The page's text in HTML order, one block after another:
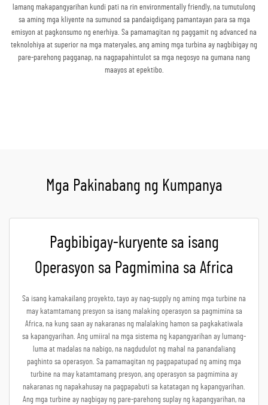
lamang makapangyarihan kundi pati na rin environmentally friendly, na tumutulong
sa aming mga kliyente na sumunod sa pandaigdigang pamantayan para sa mga
emisyon at pagkonsumo ng enerhiya. Sa pamamagitan ng paggamit ng advanced na
teknolohiya at superior na mga materyales, ang aming mga turbina ay nagbibigay ng
pare-parehong pagganap, na nagpapahintulot sa mga negosyo na gumana nang
maayos at epektibo.
Mga Pakinabang ng Kumpanya
Pagbibigay-kuryente sa isang
Operasyon sa Pagmimina sa Africa
Sa isang kamakailang proyekto, tayo ay nag-supply ng aming mga turbine na
may katamtamang presyon sa isang malaking operasyon sa pagmimina sa
Africa, na kung saan ay nakaranas ng malalaking hamon sa pagkakatiwala
sa kapangyarihan. Ang umiiral na mga sistema ng kapangyarihan ay lumang-
luma at madalas na nabigo, na nagdudulot ng mahal na panandaliang
paghinto sa operasyon. Sa pamamagitan ng pagpapatupad ng aming mga
turbine na may katamtamang presyon, ang operasyon sa pagmimina ay
nakaranas ng napakahusay na pagpapabuti sa katatagan ng kapangyarihan.
Ang mga turbine ay nagbigay ng pare-parehong suplay ng kapangyarihan, na